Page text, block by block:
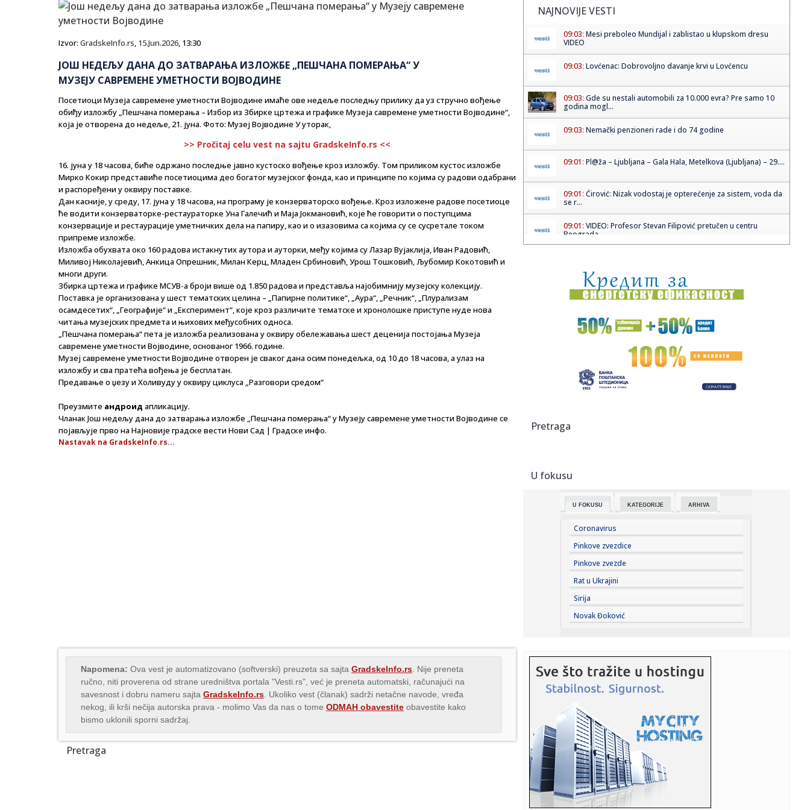
Izvor: GradskeInfo.rs, 15.Jun.2026, 13:30
ЈОШ НЕДЕЉУ ДАНА ДО ЗАТВАРАЊА ИЗЛОЖБЕ „ПЕШЧАНА ПОМЕРАЊА“ У
МУЗЕЈУ САВРЕМЕНЕ УМЕТНОСТИ ВОЈВОДИНЕ
Посетиоци Музеја савремене уметности Војводине имаће ове недеље последњу прилику да уз стручно вођење
обиђу изложбу „Пешчана померања – Избор из Збирке цртежа и графике Музеја савремене уметности Војводине“,
која је отворена до недеље, 21. јуна. Фото: Музеј Војводине У уторак,
>> Pročitaj celu vest na sajtu GradskeInfo.rs <<
16. јуна у 18 часова, биће одржано последње јавно кустоско вођење кроз изложбу. Том приликом кустос изложбе
Мирко Кокир представиће посетиоцима део богатог музејског фонда, као и принципе по којима су радови одабрани
и распоређени у оквиру поставке.
Дан касније, у среду, 17. јуна у 18 часова, на програму је конзерваторско вођење. Кроз изложене радове посетиоце
ће водити конзерваторке-рестаураторке Уна Галечић и Маја Јокмановић, које ће говорити о поступцима
конзервације и рестаурације уметничких дела на папиру, као и о изазовима са којима су се сусретале током
припреме изложбе.
Изложба обухвата око 160 радова истакнутих аутора и ауторки, међу којима су Лазар Вујаклија, Иван Радовић,
Миливој Николајевић, Анкица Опрешник, Милан Керц, Младен Србиновић, Урош Тошковић, Љубомир Кокотовић и
многи други.
Збирка цртежа и графике МСУВ-а броји више од 1.850 радова и представља најобимнију музејску колекцију.
Поставка је организована у шест тематских целина – „Папирне политике“, „Аура“, „Речник“, „Плурализам
осамдесетих“, „Географије“ и „Експеримент“, које кроз различите тематске и хронолошке приступе нуде нова
читања музејских предмета и њихових међусобних односа.
„Пешчана померања“ пета је изложба реализована у оквиру обележавања шест деценија постојања Музеја
савремене уметности Војводине, основаног 1966. године.
Музеј савремене уметности Војводине отворен је сваког дана осим понедељка, од 10 до 18 часова, а улаз на
изложбу и сва пратећа вођења је бесплатан.
Предавање о џезу и Холивуду у оквиру циклуса „Разговори средом“
Преузмите андроид апликацију.
Чланак Још недељу дана до затварања изложбе „Пешчана померања“ у Музеју савремене уметности Војводине се
појављује прво на Најновије градске вести Нови Сад | Градске инфо.
Nastavak na GradskeInfo.rs...
Napomena: Ova vest je automatizovano (softverski) preuzeta sa sajta GradskeInfo.rs . Nije preneta
ručno, niti proverena od strane uredništva portala "Vesti.rs", već je preneta automatski, računajući na
savesnost i dobru nameru sajta GradskeInfo.rs . Ukoliko vest (članak) sadrži netačne navode, vređa
nekog, ili krši nečija autorska prava - molimo Vas da nas o tome ODMAH obavestite obavestite kako
bismo uklonili sporni sadržaj.
Pretraga
NAJNOVIJE VESTI
09:03: Mesi preboleo Mundijal i zablistao u klupskom dresu
VIDEO
09:03: Lovćenac: Dobrovoljno davanje krvi u Lovćencu
09:03: Gde su nestali automobili za 10.000 evra? Pre samo 10
godina mogl...
09:03: Nemački penzioneri rade i do 74 godine
09:01: Pl@ža – Ljubljana – Gala Hala, Metelkova (Ljubljana) – 29....
09:01: Ćirović: Nizak vodostaj je opterećenje za sistem, voda da
se r...
09:01: VIDEO: Profesor Stevan Filipović pretučen u centru
Beograda
09:00:Pokradena Emina Jahović: Ostala bez 50.000 evra! Pevačica
očaj...
08:59:Без воде део Лимана 3
Apatin: Ede Višinka novi sportski direktor „Mladosti“ iz
08:59:Ćuta udario na studente blokadere uživo na N1: "Ne
08:54:
08:53: Šokantan potez Vinisijusa usred pregovora sa Realom!
08:53:Ako je ovo tačno, jezivo je; Vojnici su pokusni kunići
Amerikan...
08:50:OSMOSMERKA: Elegantni ljudi
08:49:Svetska banka: AI može da ubrza rast zemalja u razvoju za
ceo ve...
08:46: Nije samo nafta: Biloška pretnja svetu zbog blokade
Ormuskog mor...
08:44:
napu...
08:44:Ivana Španović: "Želim još jednu medalju"
08:42:Diplomatski rat u komšiluku: Brazil uzvratio Argentini
drastičn...
08:36:Jokić dobio još jednog saigrača
Pretraga
U fokusu
U FOKUSU KATEGORIJE ARHIVA
Coronavirus
Pinkove zvezdice
Pinkove zvezde
Rat u Ukrajini
Sirija
Novak Đoković